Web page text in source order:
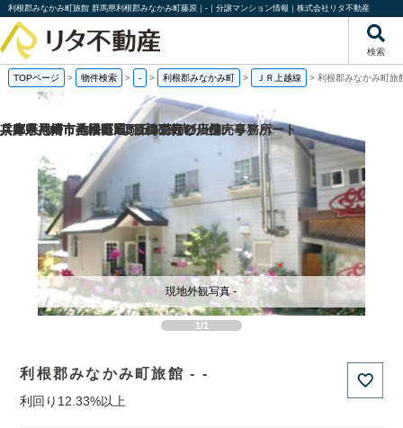
利根郡みなかみ町旅館 群馬県利根郡みなかみ町藤原｜-｜分譲マンション情報｜株式会社リタ不動産
検索
TOPページ > 物件検索 > - > 利根郡みなかみ町 > ＪＲ上越線 > 利根郡みなかみ町旅
1/1
現地外観写真 -
利根郡みなかみ町旅館 - -
利回り12.33%以上
兵庫県神戸市垂水区旭が丘3丁目の一棟売りアパート
兵庫県尼崎市神田南通3丁目の売り店舗・事務所
兵庫県尼崎市七松町1丁目の1棟売りビル
京都府八幡市八幡長田の1棟売りビル